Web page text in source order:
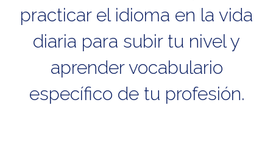
practicar el idioma en la vida
diaria para subir tu nivel y
aprender vocabulario
específico de tu profesión.